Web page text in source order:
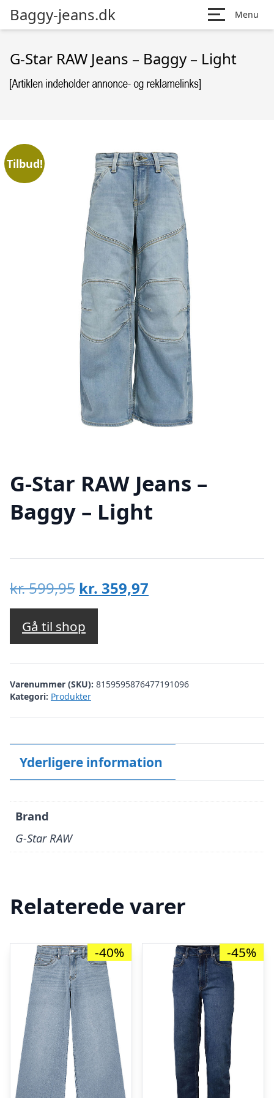
Baggy-jeans.dk Menu
G-Star RAW Jeans – Baggy – Light
Tilbud!
G-Star RAW Jeans –
Baggy – Light
kr.599,95 Den
oprindelige
pris
var:
kr. 599,95.
kr. 359,97
kr. 359,97.
Gå til shop
Varenummer (SKU): 8159595876477191096
Kategori: Produkter
Yderligere information
Brand
G-Star RAW
Relaterede varer
-40% -45%